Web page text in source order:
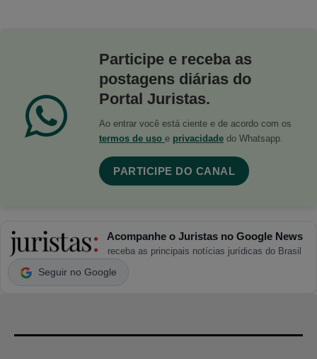
Participe e receba as
postagens diárias do
Portal Juristas.
Ao entrar você está ciente e de acordo com os
termos de uso e privacidade do Whatsapp.
PARTICIPE DO CANAL
Acompanhe o Juristas no Google News
receba as principais notícias jurídicas do Brasil
Seguir no Google